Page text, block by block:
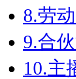
8.劳
9.合
10.